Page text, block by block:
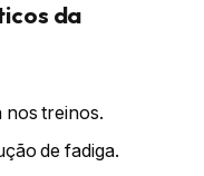
da
nos treinos.
de fadiga.